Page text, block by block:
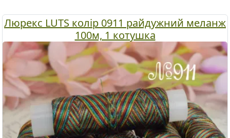
Люрекс LUTS колір 0911 райдужний меланж
100м, 1 котушка